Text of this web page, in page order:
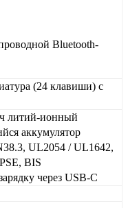
Bluetooth-
(24 клавиши) с
литий-ионный
аккумулятор
UL2054 / UL1642,
BIS
через USB-C